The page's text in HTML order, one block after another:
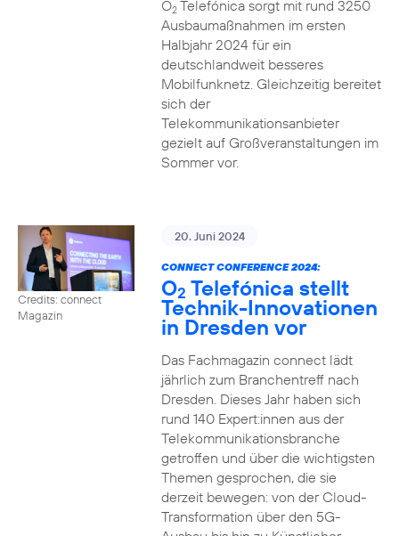
O2Telefónica sorgt mit rund 3250
Ausbaumaßnahmen im ersten
Halbjahr 2024 für ein
deutschlandweit besseres
Mobilfunknetz. Gleichzeitig bereitet
sich der
Telekommunikationsanbieter
gezielt auf Großveranstaltungen im
Sommer vor.
Credits: connect
Magazin
20. Juni 2024
CONNECT CONFERENCE 2024:
O2 Telefónica stellt
Technik-Innovationen
in Dresden vor
Das Fachmagazin connect lädt
jährlich zum Branchentreff nach
Dresden. Dieses Jahr haben sich
rund 140 Expert:innen aus der
Telekommunikationsbranche
getroffen und über die wichtigsten
Themen gesprochen, die sie
derzeit bewegen: von der Cloud-
Transformation über den 5G-